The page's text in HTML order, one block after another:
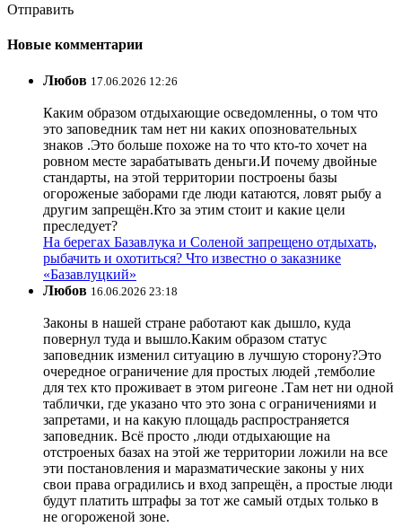
Отправить
Новые комментарии
Любов 17.06.2026 12:26
Каким образом отдыхающие осведомленны, о том что
это заповедник там нет ни каких опозновательных
знаков .Это больше похоже на то что кто-то хочет на
ровном месте зарабатывать деньги.И почему двойные
стандарты, на этой территории построены базы
огороженые заборами где люди катаются, ловят рыбу а
другим запрещён.Кто за этим стоит и какие цели
преследует?
На берегах Базавлука и Соленой запрещено отдыхать,
рыбачить и охотиться? Что известно о заказнике
«Базавлуцкий»
Любов 16.06.2026 23:18
Законы в нашей стране работают как дышло, куда
повернул туда и вышло.Каким образом статус
заповедник изменил ситуацию в лучшую сторону?Это
очередное ограничение для простых людей ,темболие
для тех кто проживает в этом ригеоне .Там нет ни одной
таблички, где указано что это зона с ограничениями и
запретами, и на какую площадь распространяется
заповедник. Всё просто ,люди отдыхающие на
отстроеных базах на этой же территории ложили на все
эти постановления и маразматические законы у них
свои права оградились и вход запрещён, а простые люди
будут платить штрафы за тот же самый отдых только в
не огороженой зоне.